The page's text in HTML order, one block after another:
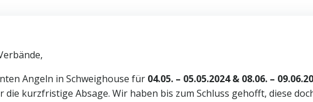
Angeln in Schweighouse für 04.05. – 05.05.2024 & 08.06. –
kurzfristige Absage. Wir haben bis zum Schluss gehofft, diese